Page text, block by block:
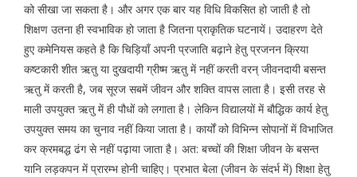
को सीखा जा सकता है। और अगर एक बार यह विधि विकसित हो जाती है तो
शिक्षण उतना ही स्वभाविक हो जाता है जितना प्राकृतिक घटनायें। उदाहरण देते
हुए कमेनियस कहते है कि चिड़ियाँ अपनी प्रजाति बढ़ाने हेतु प्रजनन क्रिया
कष्टकारी शीत ऋतु या दुखदायी ग्रीष्म ऋतु में नहीं करती वरन् जीवनदायी बसन्त
ऋतु में करती है, जब सूरज सबमें जीवन और शक्ति वापस लाता है। इसी तरह से
माली उपयुक्त ऋतु में ही पौधों को लगाता है। लेकिन विद्यालयों में बौद्धिक कार्य हेतु
उपयुक्त समय का चुनाव नहीं किया जाता है। कार्यों को विभिन्न सोपानों में विभाजित
कर क्रमबद्ध ढंग से नहीं पढ़ाया जाता है। अत: बच्चों की शिक्षा जीवन के बसन्त
यानि लड़कपन में प्रारम्भ होनी चाहिए। प्रभात बेला (जीवन के संदर्भ में) शिक्षा हेतु